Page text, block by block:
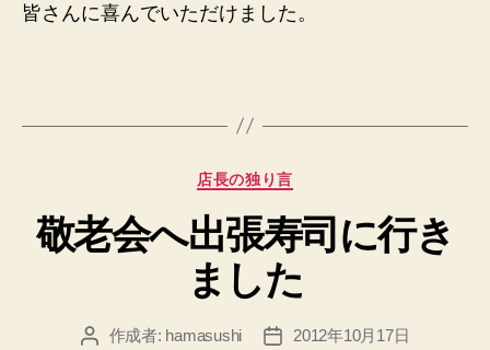
皆さんに喜んでいただけました。
カ
ゴ
リ
店長の独り言
敬老会へ出張寿司に行き
ました
投 作成者: hamasushi
投
2012年10月17日